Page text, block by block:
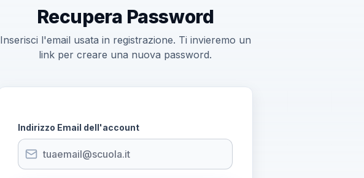
Recupera Password
Inserisci l'email usata in registrazione. Ti invieremo un
link per creare una nuova password.
Indirizzo Email dell'account